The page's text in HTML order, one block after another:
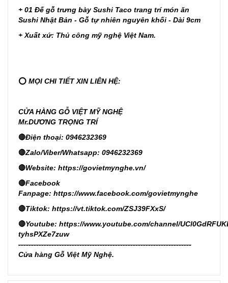
+ 01 Đế gỗ trưng bày Sushi Taco trang trí món ăn
Sushi Nhật Bản - Gỗ tự nhiên nguyên khối - Dài 9cm
+ Xuất xứ: Thủ công mỹ nghệ Việt Nam.
⭕ MỌI CHI TIẾT XIN LIÊN HỆ:
CỬA HÀNG GỖ VIỆT MỸ NGHỆ
Mr.DƯƠNG TRỌNG TRÍ
🔴Điện thoại: 0946232369
🔴Zalo/Viber/Whatsapp: 0946232369
🔴Website: https://govietmynghe.vn/
🔴Facebook
Fanpage: https://www.facebook.com/govietmynghe
🔴Tiktok: https://vt.tiktok.com/ZSJ39FXxS/
🔴Youtube: https://www.youtube.com/channel/
tyhsPXZe7zuw
--------------------------------------------------------------------
Cửa hàng Gỗ Việt Mỹ Nghệ.